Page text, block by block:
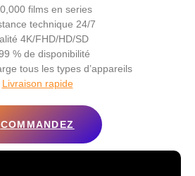
films en series
technique 24/7
4K/FHD/HD/SD
% de disponibilité
tous les types d’appareils
Livraison rapide
COMMANDEZ